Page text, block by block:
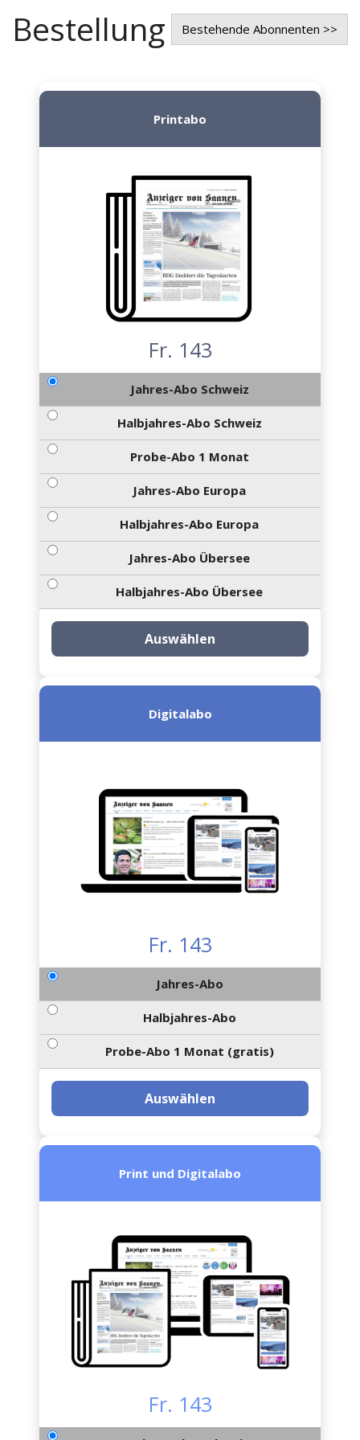
Bestellung Bestehende Abonnenten >>
Printabo
Fr. 143
Jahres-Abo Schweiz
Halbjahres-Abo Schweiz
Probe-Abo 1 Monat
Jahres-Abo Europa
Halbjahres-Abo Europa
Jahres-Abo Übersee
Halbjahres-Abo Übersee
Auswählen
Digitalabo
Fr. 143
Jahres-Abo
Halbjahres-Abo
Probe-Abo 1 Monat (gratis)
Auswählen
Print und Digitalabo
Fr. 143